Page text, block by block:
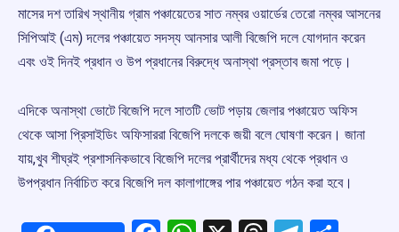
মাসের দশ তারিখ স্থানীয় গ্রাম পঞ্চায়েতের সাত নম্বর ওয়ার্ডের তেরো নম্বর আসনের
সিপিআই (এম) দলের পঞ্চায়েত সদস্য আনসার আলী বিজেপি দলে যোগদান করেন
এবং ওই দিনই প্রধান ও উপ প্রধানের বিরুদ্ধে অনাস্থা প্রস্তাব জমা পড়ে।
এদিকে অনাস্থা ভোটে বিজেপি দলে সাতটি ভোট পড়ায় জেলার পঞ্চায়েত অফিস
থেকে আসা প্রিসাইডিং অফিসাররা বিজেপি দলকে জয়ী বলে ঘোষণা করেন। জানা
যায়,খুব শীঘ্রই প্রশাসনিকভাবে বিজেপি দলের প্রার্থীদের মধ্য থেকে প্রধান ও
উপপ্রধান নির্বাচিত করে বিজেপি দল কালাগাঙ্গের পার পঞ্চায়েত গঠন করা হবে।